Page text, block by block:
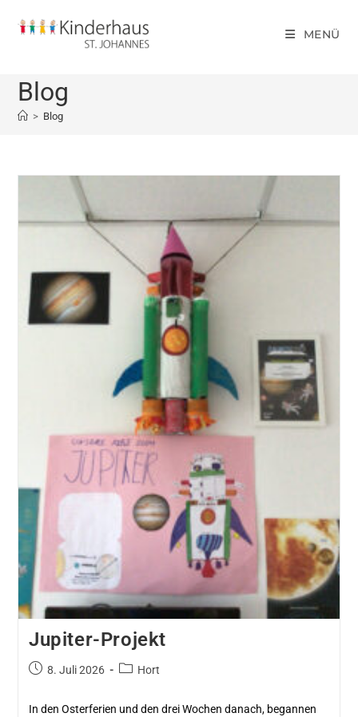
MENÜ
Blog
> Blog
Jupiter-Projekt
8. Juli 2026 Hort
In den Osterferien und den drei Wochen danach, begannen